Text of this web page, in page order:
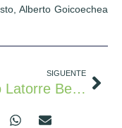
Alberto Goicoechea
SIGUENTE
Pedro Latorre Beroiz: «Hemos De Conseguir Que Sakana Sea Atractiva Para Nuevas Empresas”